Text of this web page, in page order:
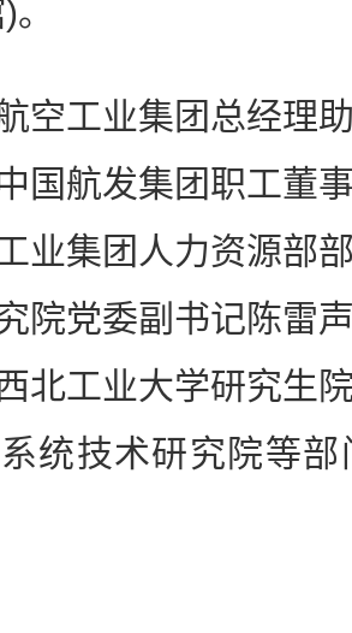
工业集团总经理助
国航发集团职工董
业集团人力资源部
院党委副书记陈雷
北工业大学研究生
统技术研究院等